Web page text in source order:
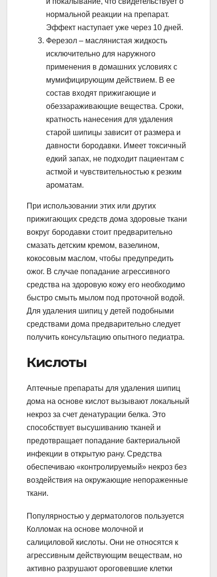
нормальной реакции на препарат.
Эффект наступает уже через 10 дней.
Ферезол – маслянистая жидкость
исключительно для наружного
применения в домашних условиях с
мумифицирующим действием. В ее
состав входят прижигающие и
обеззараживающие вещества. Сроки,
кратность нанесения для удаления
старой шипицы зависит от размера и
давности бородавки. Имеет токсичный
едкий запах, не подходит пациентам с
астмой и чувствительностью к резким
ароматам.
При использовании этих или других
прижигающих средств дома здоровые ткани
вокруг бородавки стоит предварительно
смазать детским кремом, вазелином,
кокосовым маслом, чтобы предупредить
ожог. В случае попадание агрессивного
средства на здоровую кожу его необходимо
быстро смыть мылом под проточной водой.
Для удаления шипиц у детей подобными
средствами дома предварительно следует
получить консультацию опытного педиатра.
Кислоты
Аптечные препараты для удаления шипиц
дома на основе кислот вызывают локальный
некроз за счет денатурации белка. Это
способствует высушиванию тканей и
предотвращает попадание бактериальной
инфекции в открытую рану. Средства
обеспечиваю «контролируемый» некроз без
воздействия на окружающие непораженные
ткани.
Популярностью у дерматологов пользуется
Колломак на основе молочной и
салициловой кислоты. Они не относятся к
агрессивным действующим веществам, но
активно разрушают ороговевшие клетки